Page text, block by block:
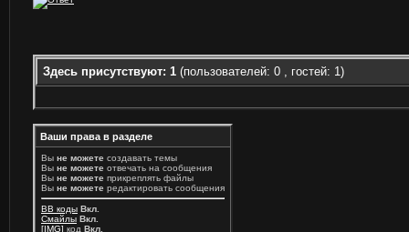
Здесь присутствуют: 1 (пользователей: 0 , гостей: 1)
Ваши права в разделе
Вы не можете создавать темы
Вы не можете отвечать на сообщения
Вы не можете прикреплять файлы
Вы не можете редактировать сообщения
BB коды Вкл.
Смайлы Вкл.
[IMG] код Вкл.